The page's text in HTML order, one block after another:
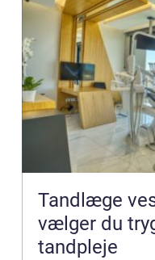
Tandlæge
vælger du
tandpleje